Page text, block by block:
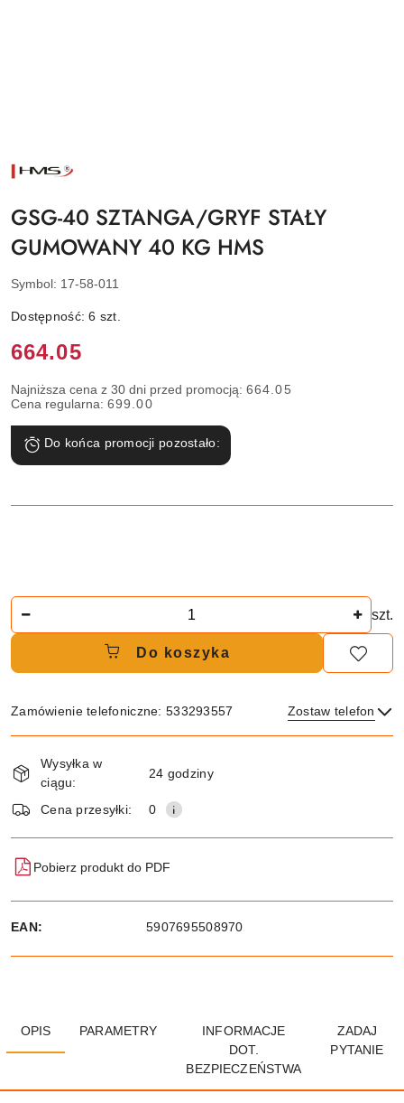
NAZWA
PRODUCENTA:
GSG-40 SZTANGA/GRYF STAŁY
GUMOWANY 40 KG HMS
Symbol: 17-58-011
Dostępność:6 szt.
Cena:
664.05
Najniższa cena z 30 dni przed promocją: 664.05
Cena regularna: 699.00
Do końca promocji pozostało:
szt.
Do koszyka
Zamówienie telefoniczne: 533293557 Zostaw telefon
i
dostawa
Wysyłka w
ciągu:
24 godziny
Cena przesyłki: 0
Pobierz produkt do PDF
EAN: 5907695508970
OPIS PARAMETRY
INFORMACJE
DOT.
BEZPIECZEŃSTWA
ZADAJ
PYTANIE